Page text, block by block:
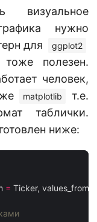
визуальное
нужно
для
ggplot2
полезен.
человек,
matplotlib
т.е.
таблички.
ниже:
= Ticker, values_from